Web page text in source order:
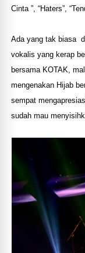
Cinta ”, “Haters”,
Ada yang tak biasa
vokalis yang kerap
bersama KOTAK,
mengenakan Hijab
sempat
sudah mau